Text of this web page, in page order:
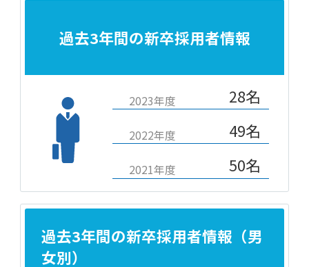
過去3年間の新卒採用者情報
2023年度 28名
2022年度 49名
2021年度 50名
過去3年間の新卒採用者情報（男
女別）